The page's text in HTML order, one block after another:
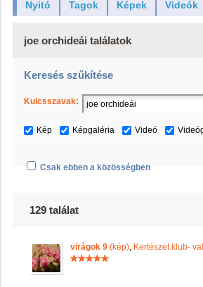
Nyitó Tagok Képek Videók
joe orchideái találatok
Keresés szűkítése
Kulcsszavak:
Kép Képgaléria Videó
Csak ebben a közösségben
129 találat
virágok 9 (kép), Kertészet klub-